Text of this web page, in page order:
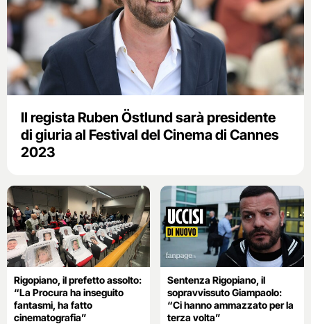
Il regista Ruben Östlund sarà presidente
di giuria al Festival del Cinema di Cannes
2023
Rigopiano, il prefetto assolto:
“La Procura ha inseguito
fantasmi, ha fatto
cinematografia”
Sentenza Rigopiano, il
sopravvissuto Giampaolo:
“Ci hanno ammazzato per la
terza volta”